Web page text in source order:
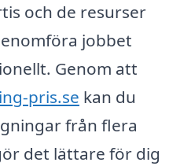
och de resurser
jobbet
Genom att
pris.se kan du
från flera
det lättare för dig